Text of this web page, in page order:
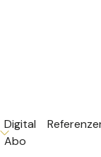
Digital
Abo